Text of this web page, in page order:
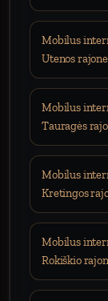
Mobilus
Utenos rajone
Mobilus
Tauragės
Mobilus
Kretingos
Mobilus
Rokiškio